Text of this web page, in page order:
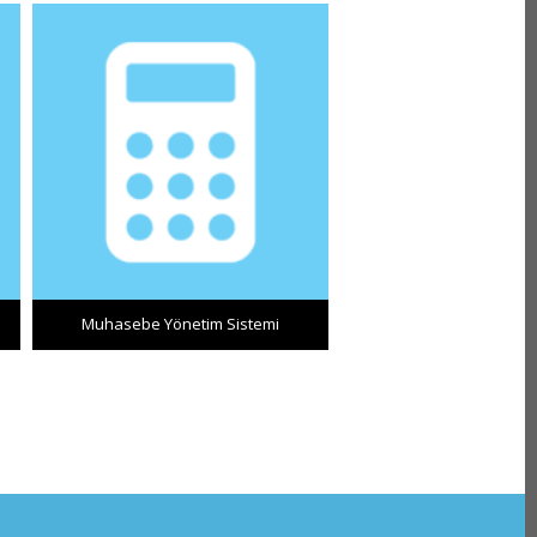
Muhasebe Yönetim Sistemi